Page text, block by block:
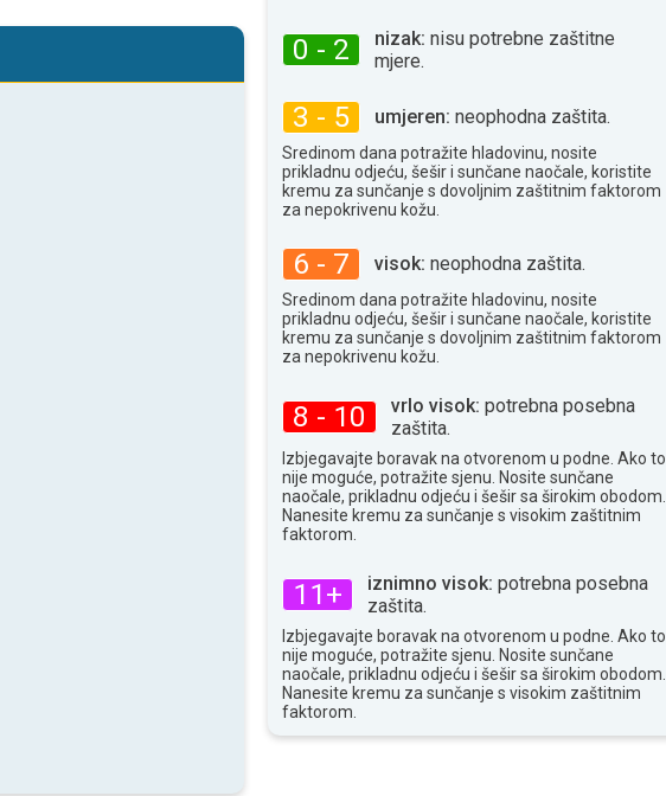
3
2
1
0 - 2 nizak: nisu potrebne zaštitne
mjere.
3 - 5 umjeren: neophodna zaštita.
Sredinom dana potražite hladovinu, nosite
prikladnu odjeću, šešir i sunčane naočale, koristite
kremu za sunčanje s dovoljnim zaštitnim faktorom
za nepokrivenu kožu.
6 - 7 visok: neophodna zaštita.
Sredinom dana potražite hladovinu, nosite
prikladnu odjeću, šešir i sunčane naočale, koristite
kremu za sunčanje s dovoljnim zaštitnim faktorom
za nepokrivenu kožu.
8 - 10 vrlo visok: potrebna posebna
zaštita.
Izbjegavajte boravak na otvorenom u podne. Ako to
nije moguće, potražite sjenu. Nosite sunčane
naočale, prikladnu odjeću i šešir sa širokim obodom.
Nanesite kremu za sunčanje s visokim zaštitnim
faktorom.
11+ iznimno visok: potrebna posebna
zaštita.
Izbjegavajte boravak na otvorenom u podne. Ako to
nije moguće, potražite sjenu. Nosite sunčane
naočale, prikladnu odjeću i šešir sa širokim obodom.
Nanesite kremu za sunčanje s visokim zaštitnim
faktorom.